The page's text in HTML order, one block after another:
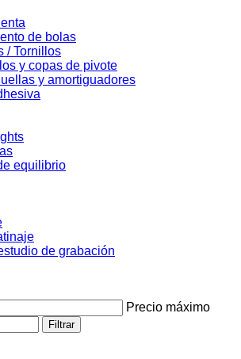
de bolas
/ Tornillos
y copas de pivote
y amortiguadores
equilibrio
de grabación
Precio máximo
Filtrar